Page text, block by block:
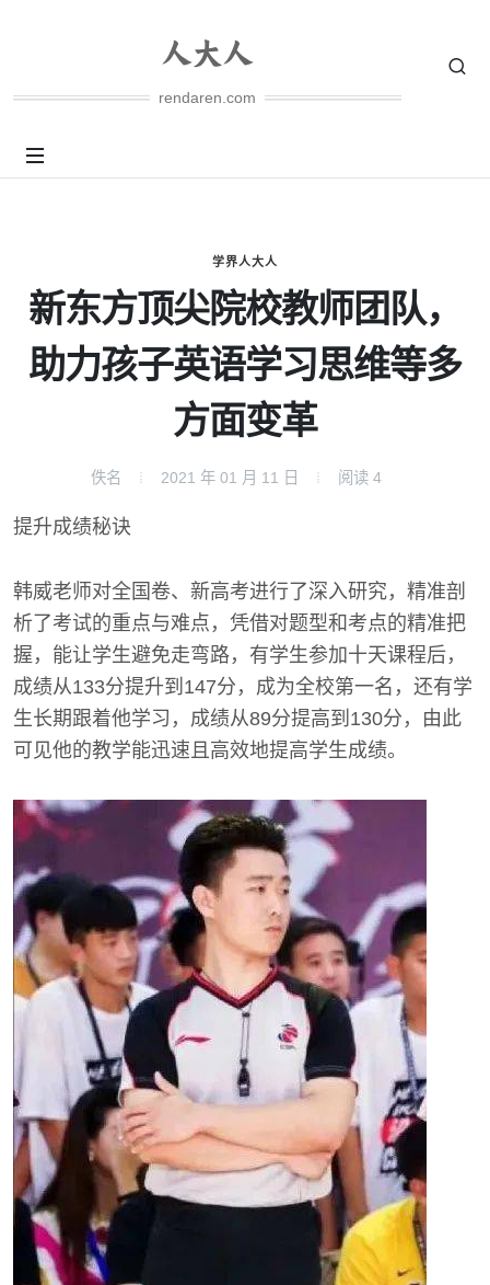
rendaren.com
学界人大人
新东方顶尖院校教师团队，
助力孩子英语学习思维等多
方面变革
佚名 2021 年 01 月 11 日 阅读 4
提升成绩秘诀
韩威老师对全国卷、新高考进行了深入研究，精准剖
析了考试的重点与难点，凭借对题型和考点的精准把
握，能让学生避免走弯路，有学生参加十天课程后，
成绩从133分提升到147分，成为全校第一名，还有学
生长期跟着他学习，成绩从89分提高到130分，由此
可见他的教学能迅速且高效地提高学生成绩。